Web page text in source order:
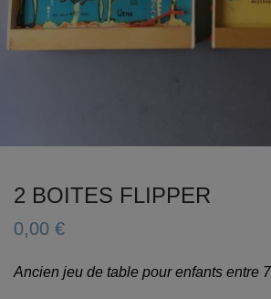
2 BOITES FLIPPER
0,00 €
Ancien jeu de table pour enfants entre